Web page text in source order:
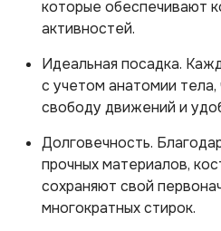
которые обеспечивают
активностей.
Идеальная посадка.
с учетом анатомии тела,
свободу движений и
Долговечность.
прочных материалов,
сохраняют свой
многократных стирок.